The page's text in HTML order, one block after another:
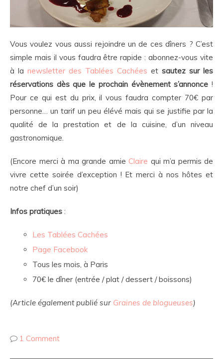
Vous voulez vous aussi rejoindre un de ces dîners ? C’est
simple mais il vous faudra être rapide : abonnez-vous vite
à la newsletter des Tablées Cachées et sautez sur les
réservations dès que le prochain évènement s’annonce !
Pour ce qui est du prix, il vous faudra compter 70€ par
personne… un tarif un peu élévé mais qui se justifie par la
qualité de la prestation et de la cuisine, d’un niveau
gastronomique.
(Encore merci à ma grande amie Claire qui m’a permis de
vivre cette soirée d’exception ! Et merci à nos hôtes et
notre chef d’un soir)
Infos pratiques :
Les Tablées Cachées
Page Facebook
Tous les mois, à Paris
70€ le dîner (entrée / plat / dessert / boissons)
(Article également publié sur Graines de blogueuses)
1 Comment